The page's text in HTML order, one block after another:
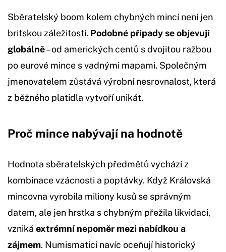
Sběratelský boom kolem chybných mincí není jen
britskou záležitostí. Podobné případy se objevují
globálně– od amerických centů s dvojitou ražbou
po eurové mince s vadnými mapami. Společným
jmenovatelem zůstává výrobní nesrovnalost, která
z běžného platidla vytvoří unikát.
Proč mince nabývají na hodnotě
Hodnota sběratelských předmětů vychází z
kombinace vzácnosti a poptávky. Když Královská
mincovna vyrobila miliony kusů se správným
datem, ale jen hrstka s chybným přežila likvidaci,
vzniká extrémní nepoměr mezi nabídkou a
zájmem. Numismatici navíc oceňují historický